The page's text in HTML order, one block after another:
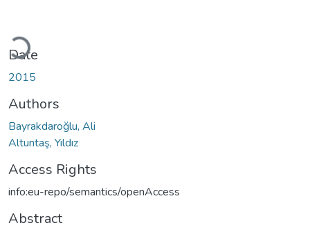
Loading...
Date
2015
Authors
Bayrakdaroğlu, Ali
Altuntaş, Yıldız
Access Rights
info:eu-repo/semantics/openAccess
Abstract